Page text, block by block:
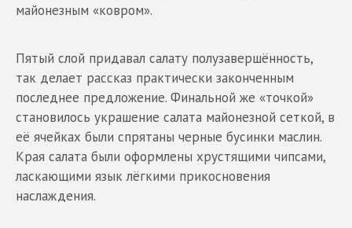
майонезным «ковром».
Пятый слой придавал салату полузавершённость,
так делает рассказ практически законченным
последнее предложение. Финальной же «точкой»
становилось украшение салата майонезной сеткой, в
её ячейках были спрятаны черные бусинки маслин.
Края салата были оформлены хрустящими чипсами,
ласкающими язык лёгкими прикосновения
наслаждения.